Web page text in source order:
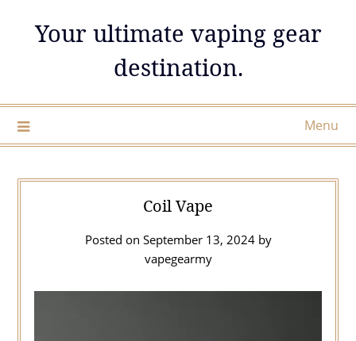
Your ultimate vaping gear
destination.
Menu
Coil Vape
Posted on September 13, 2024by
vapegearmy